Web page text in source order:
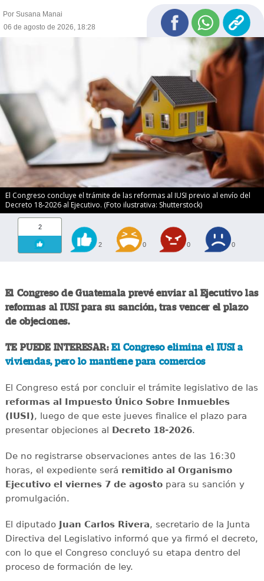
Por Susana Manai
06 de agosto de 2026, 18:28
El Congreso concluye el trámite de las reformas al IUSI previo al envío del
Decreto 18-2026 al Ejecutivo. (Foto ilustrativa: Shutterstock)
2
2 0 0 0
El Congreso de Guatemala prevé enviar al Ejecutivo las
reformas al IUSI para su sanción, tras vencer el plazo
de objeciones.
TE PUEDE INTERESAR:El Congreso elimina el IUSI a
viviendas, pero lo mantiene para comercios
El Congreso está por concluir el trámite legislativo de las
reformas al Impuesto Único Sobre Inmuebles
(IUSI), luego de que este jueves finalice el plazo para
presentar objeciones al
Decreto 18-2026.
De no registrarse observaciones antes de las 16:30
horas, el expediente será remitido al Organismo
Ejecutivo el viernes 7 de agostopara su sanción y
promulgación.
El diputado Juan Carlos Rivera, secretario de la Junta
Directiva del Legislativo informó que ya firmó el decreto,
con lo que el Congreso concluyó su etapa dentro del
proceso de formación de ley.